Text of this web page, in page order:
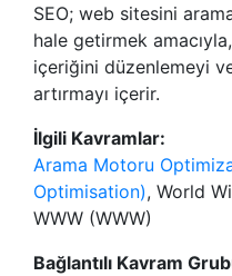
SEO; web sitesini
hale getirmek
içeriğini düzenlemeyi
artırmayı içerir.
İlgili Kavramlar:
Arama Motoru
Optimisation), World
WWW (WWW)
Bağlantılı Kavram